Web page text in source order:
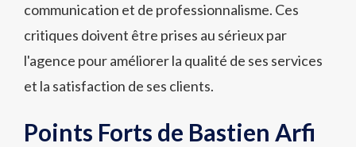
communication et de professionnalisme. Ces
critiques doivent être prises au sérieux par
l'agence pour améliorer la qualité de ses services
et la satisfaction de ses clients.
Points Forts de Bastien Arfi